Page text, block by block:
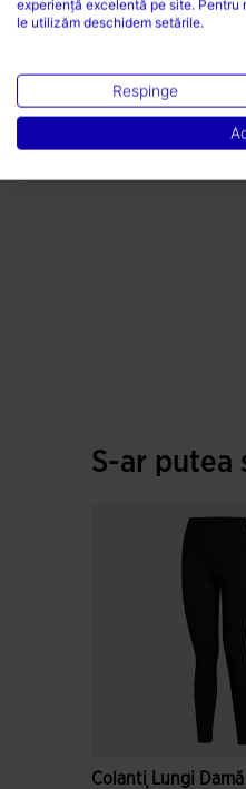
S-ar putea
Colanți Lungi Damă
experiență excelentă pe site.
le utilizăm deschidem setările.
Respinge